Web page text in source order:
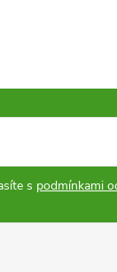
s podmínkami